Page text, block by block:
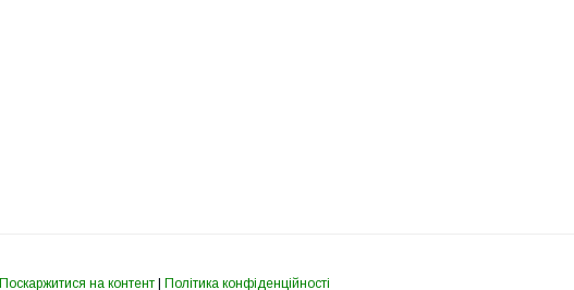
Поскаржитися на контент Політика конфіденційності